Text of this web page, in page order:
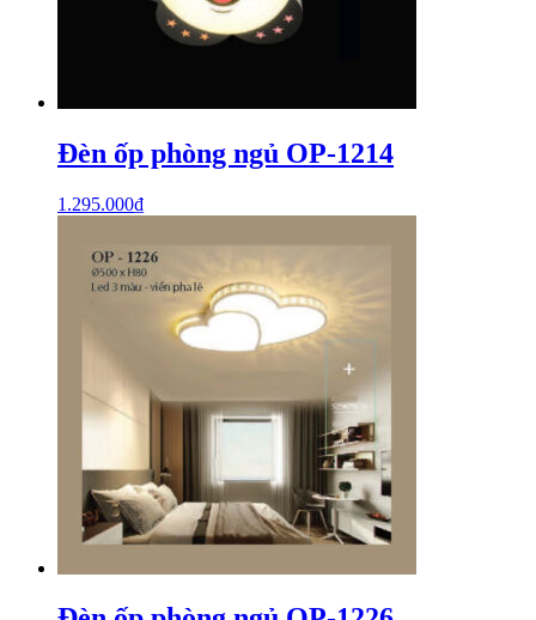
Đèn ốp phòng ngủ OP-1214
1.295.000₫